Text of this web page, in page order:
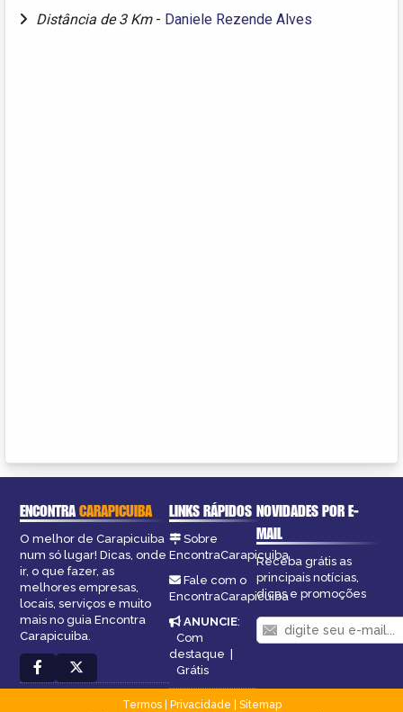
Distância de 3 Km - Daniele Rezende Alves
ENCONTRACARAPICUIBA
O melhor de Carapicuiba
num só lugar! Dicas, onde
ir, o que fazer, as
melhores empresas,
locais, serviços e muito
mais no guia Encontra
Carapicuiba.
LINKS RÁPIDOS
Sobre
EncontraCarapicuiba
Fale com o
EncontraCarapicuiba
ANUNCIE:
Com
destaque |
Grátis
NOVIDADES POR E-
MAIL
Receba grátis as
principais notícias,
dicas e promoções
Termos| Privacidade
Sitemap